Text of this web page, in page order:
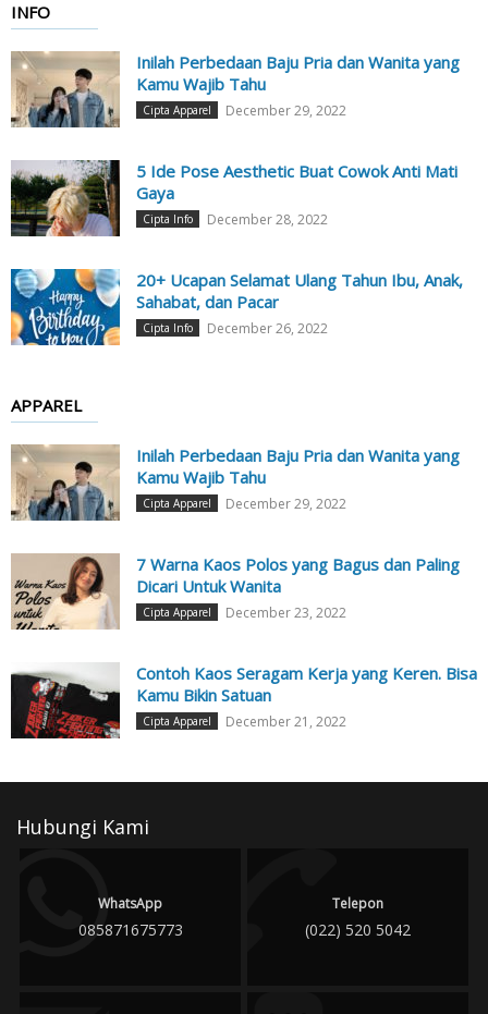
INFO
Inilah Perbedaan Baju Pria dan Wanita yang
Kamu Wajib Tahu
Cipta Apparel December 29, 2022
5 Ide Pose Aesthetic Buat Cowok Anti Mati
Gaya
Cipta Info December 28, 2022
20+ Ucapan Selamat Ulang Tahun Ibu, Anak,
Sahabat, dan Pacar
Cipta Info December 26, 2022
APPAREL
Inilah Perbedaan Baju Pria dan Wanita yang
Kamu Wajib Tahu
Cipta Apparel December 29, 2022
7 Warna Kaos Polos yang Bagus dan Paling
Dicari Untuk Wanita
Cipta Apparel December 23, 2022
Contoh Kaos Seragam Kerja yang Keren. Bisa
Kamu Bikin Satuan
Cipta Apparel December 21, 2022
Hubungi Kami
WhatsApp
085871675773
Telepon
(022) 520 5042